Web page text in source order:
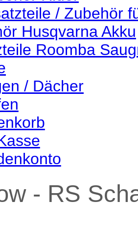
/ Zubehör
Husqvarna Akku
Roomba
/ Dächer
- RS